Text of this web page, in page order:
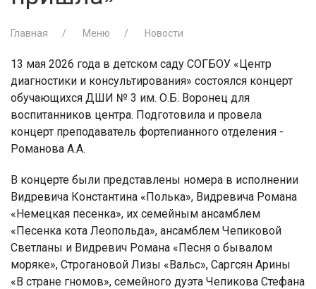
Главная Меню Новости
13 мая 2026 года в детском саду СОГБОУ «Центр
диагностики и консультирования» состоялся концерт
обучающихся ДШИ № 3 им. О.Б. Воронец для
воспитанников центра. Подготовила и провела
концерт преподаватель фортепианного отделения -
Романова А.А.
В концерте были представлены номера в исполнении
Видревича Константина «Полька», Видревича Романа
«Немецкая песенка», их семейным ансамблем
«Песенка кота Леопольда», ансамблем Чепиковой
Светланы и Видревич Романа «Песня о бывалом
моряке», Строгановой Лизы «Вальс», Саргсян Арины
«В стране гномов», семейного дуэта Чепикова Стефана